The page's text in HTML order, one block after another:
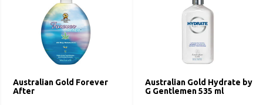
Australian Gold Forever
After
Australian Gold Hydrate by
G Gentlemen 535 ml